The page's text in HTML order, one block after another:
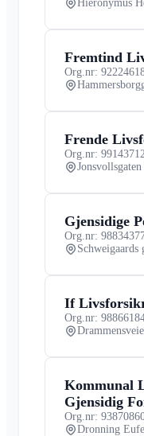
Hieronymus
Fremtind
Org.nr:
Frende
Org.nr:
Jonsvollsgaten
Gjensidige
Org.nr:
Schweigaards
If
Org.nr:
Kommunal
Gjensidig
Org.nr:
Dronning